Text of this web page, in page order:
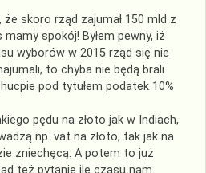
że skoro rząd zajumał 150 mld z
spokój! Byłem pewny, iż
wyborów w 2015 rząd się nie
to chyba nie będą brali
pod tytułem podatek 10%
pędu na złoto jak w Indiach,
np. vat na złoto, tak jak na
zniechęcą. A potem to już
też pytanie ile czasu nam